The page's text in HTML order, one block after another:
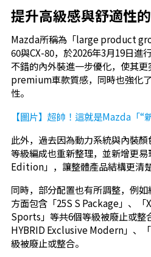
提升高級感與舒適性
Mazda所稱為「large product
60與CX-80，於2026年3月19日進
不錯的內外裝進一步優化，使其
premium車款質感，同時也強化
性。
【圖片】超帥！這就是Mazda「“
此外，過去因為動力系統與內裝
等級編成也重新整理，並新增更
Edition」，讓整體產品結構更清楚
同時，部分配置也有所調整，例
方面包含「25S S Package」、
Sports」等共6個等級被廢止或整
HYBRID Exclusive Modern」、
級被廢止或整合。